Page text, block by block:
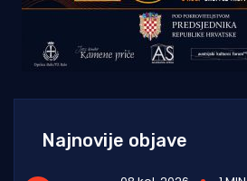
Najnovije objave